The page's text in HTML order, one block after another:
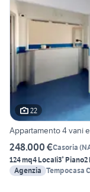
22
Appartamento 4 vani
248.000 €Casoria (
124 mq4 Locali3° Piano2
Agenzia Tempocasa